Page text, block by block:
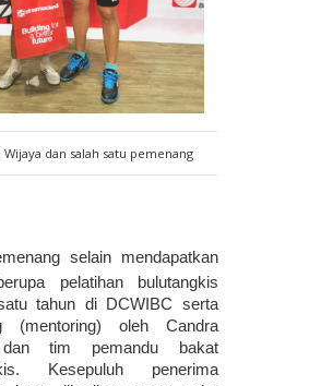
Wijaya dan salah satu pemenang
selain mendapatkan
pelatihan bulutangkis
tahun di DCWIBC serta
(mentoring) oleh Candra
tim pemandu bakat
Kesepuluh penerima